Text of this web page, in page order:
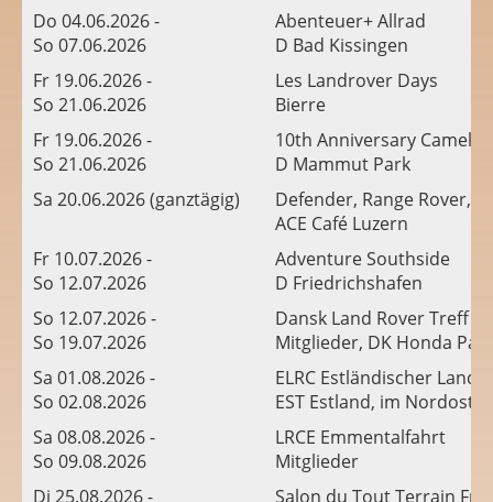
Do 04.06.2026 -
So 07.06.2026
Abenteuer+ Allrad
D Bad Kissingen
Fr 19.06.2026 -
So 21.06.2026
Les Landrover Days
Bierre
Fr 19.06.2026 -
So 21.06.2026
10th Anniversary Camel
D Mammut Park
Sa 20.06.2026 (ganztägig)
Defender, Range Rover,
ACE Café Luzern
Fr 10.07.2026 -
So 12.07.2026
Adventure Southside
D Friedrichshafen
So 12.07.2026 -
So 19.07.2026
Dansk Land Rover Treff
Mitglieder, DK Honda
Sa 01.08.2026 -
So 02.08.2026
ELRC Estländischer Land
EST Estland, im
Sa 08.08.2026 -
So 09.08.2026
LRCE Emmentalfahrt
Mitglieder
Di 25.08.2026 -
Salon du Tout Terrain